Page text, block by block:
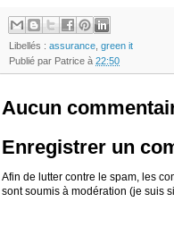
Libellés : assurance, green it
Publié par Patrice à 22:50
Aucun
Enregistrer un
Afin de lutter contre le spam, les
sont soumis à modération (je suis